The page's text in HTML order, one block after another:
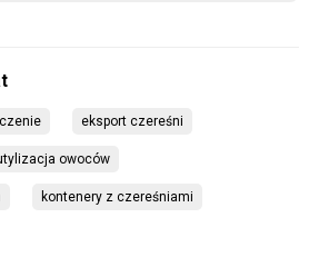
eksport czereśni
owoców
kontenery z czereśniami